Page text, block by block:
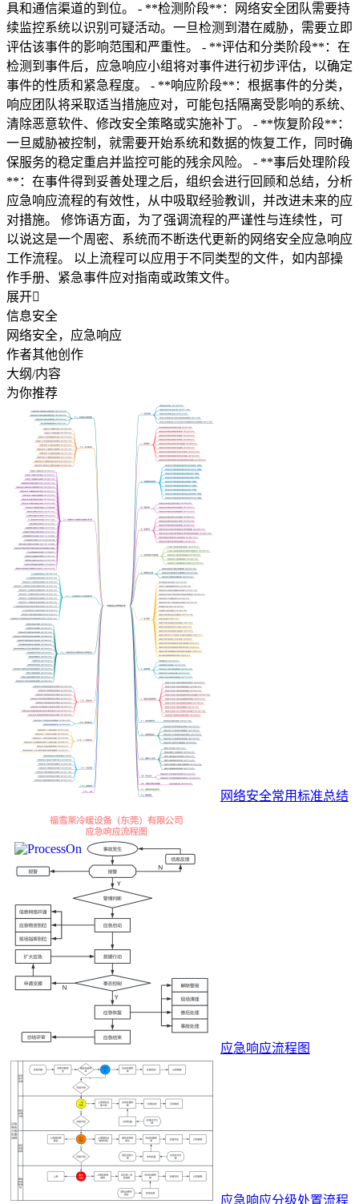
具和通信渠道的到位。 - **检测阶段**：网络安全团队需要持
续监控系统以识别可疑活动。一旦检测到潜在威胁，需要立即
评估该事件的影响范围和严重性。 - **评估和分类阶段**：在
检测到事件后，应急响应小组将对事件进行初步评估，以确定
事件的性质和紧急程度。 - **响应阶段**：根据事件的分类，
响应团队将采取适当措施应对，可能包括隔离受影响的系统、
清除恶意软件、修改安全策略或实施补丁。 - **恢复阶段**：
一旦威胁被控制，就需要开始系统和数据的恢复工作，同时确
保服务的稳定重启并监控可能的残余风险。 - **事后处理阶段
**：在事件得到妥善处理之后，组织会进行回顾和总结，分析
应急响应流程的有效性，从中吸取经验教训，并改进未来的应
对措施。 修饰语方面，为了强调流程的严谨性与连续性，可
以说这是一个周密、系统而不断迭代更新的网络安全应急响应
工作流程。 以上流程可以应用于不同类型的文件，如内部操
作手册、紧急事件应对指南或政策文件。
展开
信息安全
网络安全，应急响应
作者其他创作
大纲/内容
为你推荐
网络安全常用标准总结
应急响应流程图
应急响应分级处置流程